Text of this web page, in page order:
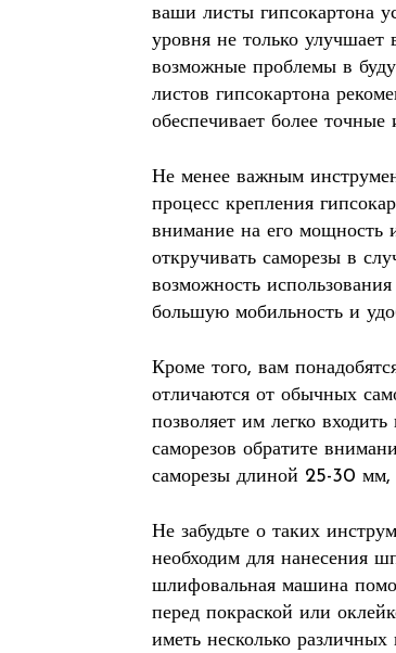
ваши листы гипсокартона
уровня не только
возможные проблемы в
листов гипсокартона
обеспечивает более точные
Не менее важным
процесс крепления
внимание на его мощность
откручивать саморезы в
возможность
большую мобильность и
Кроме того, вам
отличаются от обычных
позволяет им легко
саморезов обратите
саморезы длиной 25-30
Не забудьте о таких
необходим для нанесения
шлифовальная машина
перед покраской или
иметь несколько